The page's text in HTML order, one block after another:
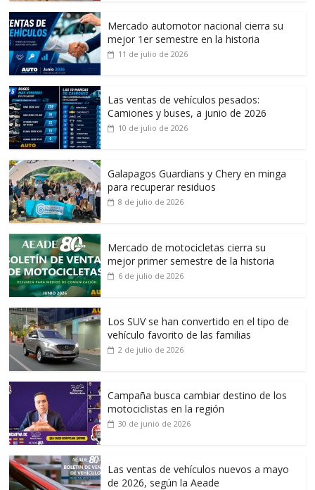
Mercado automotor nacional cierra su
mejor 1er semestre en la historia
11 de julio de 2026
Las ventas de vehículos pesados:
Camiones y buses, a junio de 2026
10 de julio de 2026
Galapagos Guardians y Chery en minga
para recuperar residuos
8 de julio de 2026
Mercado de motocicletas cierra su
mejor primer semestre de la historia
6 de julio de 2026
Los SUV se han convertido en el tipo de
vehículo favorito de las familias
2 de julio de 2026
Campaña busca cambiar destino de los
motociclistas en la región
30 de junio de 2026
Las ventas de vehículos nuevos a mayo
de 2026, según la Aeade